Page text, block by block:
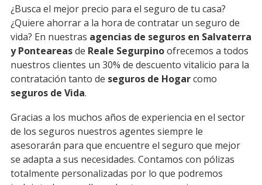
¿Busca el mejor precio para el seguro de tu casa?
¿Quiere ahorrar a la hora de contratar un seguro de
vida? En nuestras agencias de seguros en Salvaterra
y Ponteareasde Reale Segurpinoofrecemos a todos
nuestros clientes un 30% de descuento vitalicio para la
contratación tanto de seguros de Hogarcomo
seguros de Vida.
Gracias a los muchos años de experiencia en el sector
de los seguros nuestros agentes siempre le
asesorarán para que encuentre el seguro que mejor
se adapta a sus necesidades. Contamos con pólizas
totalmente personalizadas por lo que podremos